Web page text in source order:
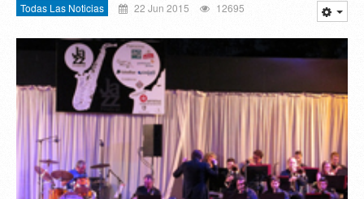
Todas Las Noticias 22 Jun 2015 12695